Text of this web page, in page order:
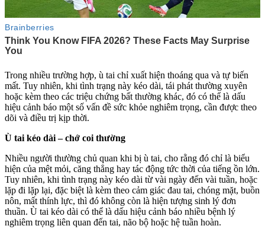
Trong nhiều trường hợp, ù tai chỉ xuất hiện thoáng qua và tự biến
mất. Tuy nhiên, khi tình trạng này kéo dài, tái phát thường xuyên
hoặc kèm theo các triệu chứng bất thường khác, đó có thể là dấu
hiệu cảnh báo một số vấn đề sức khỏe nghiêm trọng, cần được theo
dõi và điều trị kịp thời.
Ù tai kéo dài – chớ coi thường
Nhiều người thường chủ quan khi bị ù tai, cho rằng đó chỉ là biểu
hiện của mệt mỏi, căng thẳng hay tác động tức thời của tiếng ồn lớn.
Tuy nhiên, khi tình trạng này kéo dài từ vài ngày đến vài tuần, hoặc
lặp đi lặp lại, đặc biệt là kèm theo cảm giác đau tai, chóng mặt, buồn
nôn, mất thính lực, thì đó không còn là hiện tượng sin‌ּh l‌ּý đơn
thuần. Ù tai kéo dài có thể là dấu hiệu cảnh báo nhiều bệnh lý
nghiêm trọng liên quan đến tai, não bộ hoặc hệ tuần hoàn.